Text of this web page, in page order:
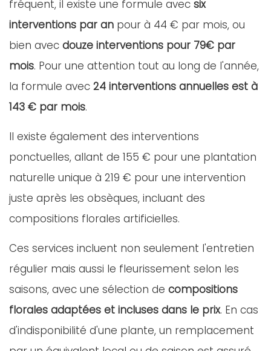
fréquent, il existe une formule avec six
interventions par an pour à 44 € par mois, ou
bien avec douze interventions pour 79€ par
mois. Pour une attention tout au long de l'année,
la formule avec 24 interventions annuelles est à
143 € par mois.
Il existe également des interventions
ponctuelles, allant de 155 € pour une plantation
naturelle unique à 219 € pour une intervention
juste après les obsèques, incluant des
compositions florales artificielles.
Ces services incluent non seulement l'entretien
régulier mais aussi le fleurissement selon les
saisons, avec une sélection de compositions
florales adaptées et incluses dans le prix. En cas
d'indisponibilité d'une plante, un remplacement